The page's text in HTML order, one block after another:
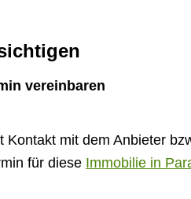
vereinbaren
Kontakt mit dem Anbieter
für diese Immobilie in